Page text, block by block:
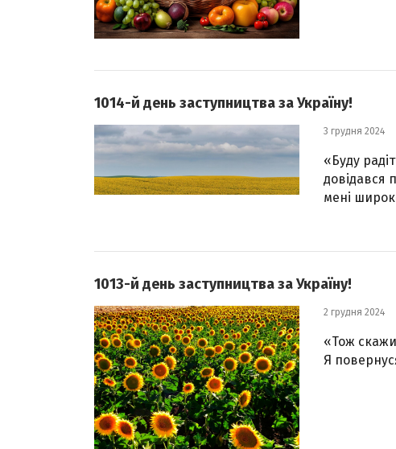
1014-й день заступництва за Україну!
3 грудня 2024
«Буду
довідався
мені
1013-й день заступництва за Україну!
2 грудня 2024
«Тож
Я